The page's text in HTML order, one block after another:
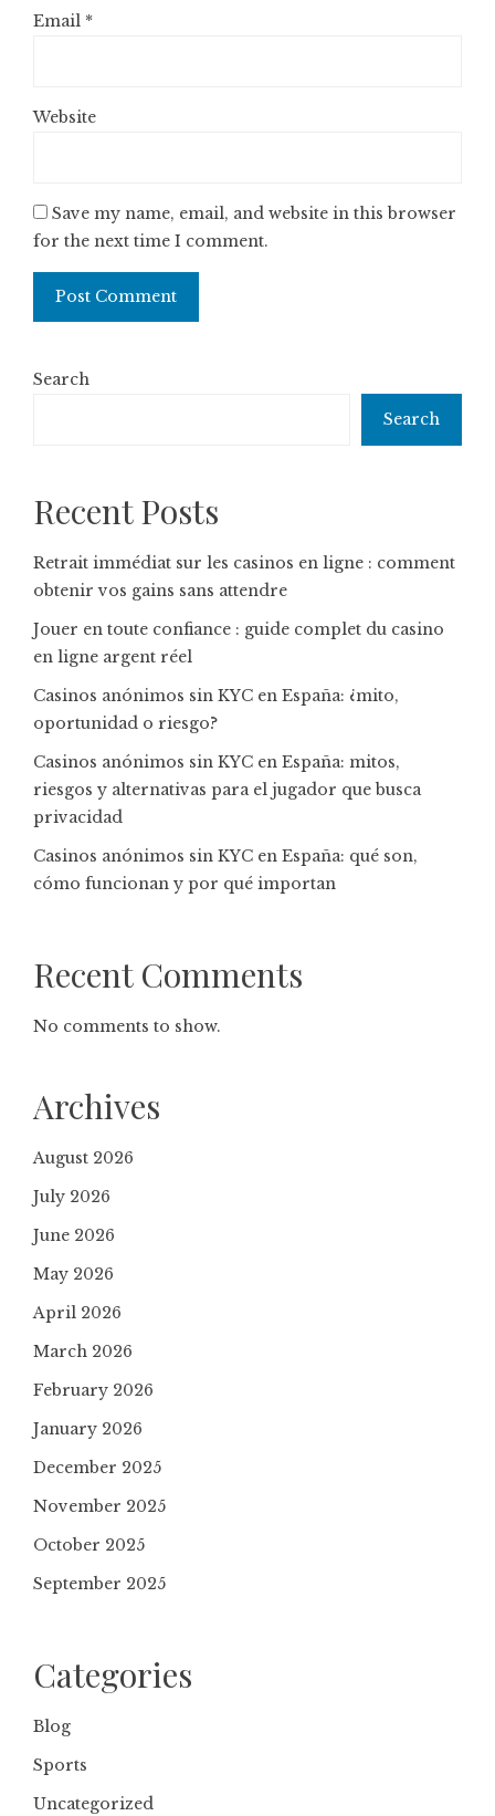
Email *
Website
Save my name, email, and website in this browser
for the next time I comment.
Search
Search
Recent Posts
Retrait immédiat sur les casinos en ligne : comment
obtenir vos gains sans attendre
Jouer en toute confiance : guide complet du casino
en ligne argent réel
Casinos anónimos sin KYC en España: ¿mito,
oportunidad o riesgo?
Casinos anónimos sin KYC en España: mitos,
riesgos y alternativas para el jugador que busca
privacidad
Casinos anónimos sin KYC en España: qué son,
cómo funcionan y por qué importan
Recent Comments
No comments to show.
Archives
August 2026
July 2026
June 2026
May 2026
April 2026
March 2026
February 2026
January 2026
December 2025
November 2025
October 2025
September 2025
Categories
Blog
Sports
Uncategorized